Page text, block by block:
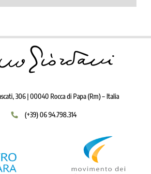
306 | 00040 Rocca di Papa (Rm) – Italia
(+39) 06 94.798.314